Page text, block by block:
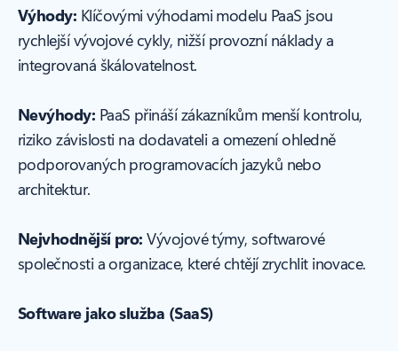
Výhody: Klíčovými výhodami modelu PaaS jsou
rychlejší vývojové cykly, nižší provozní náklady a
integrovaná škálovatelnost.
Nevýhody: PaaS přináší zákazníkům menší kontrolu,
riziko závislosti na dodavateli a omezení ohledně
podporovaných programovacích jazyků nebo
architektur.
Nejvhodnější pro: Vývojové týmy, softwarové
společnosti a organizace, které chtějí zrychlit inovace.
Software jako služba (SaaS)